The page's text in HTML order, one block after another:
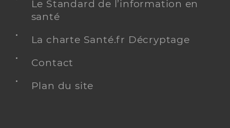
Le Standard de l’information en
santé
La charte Santé.fr Décryptage
Contact
Plan du site